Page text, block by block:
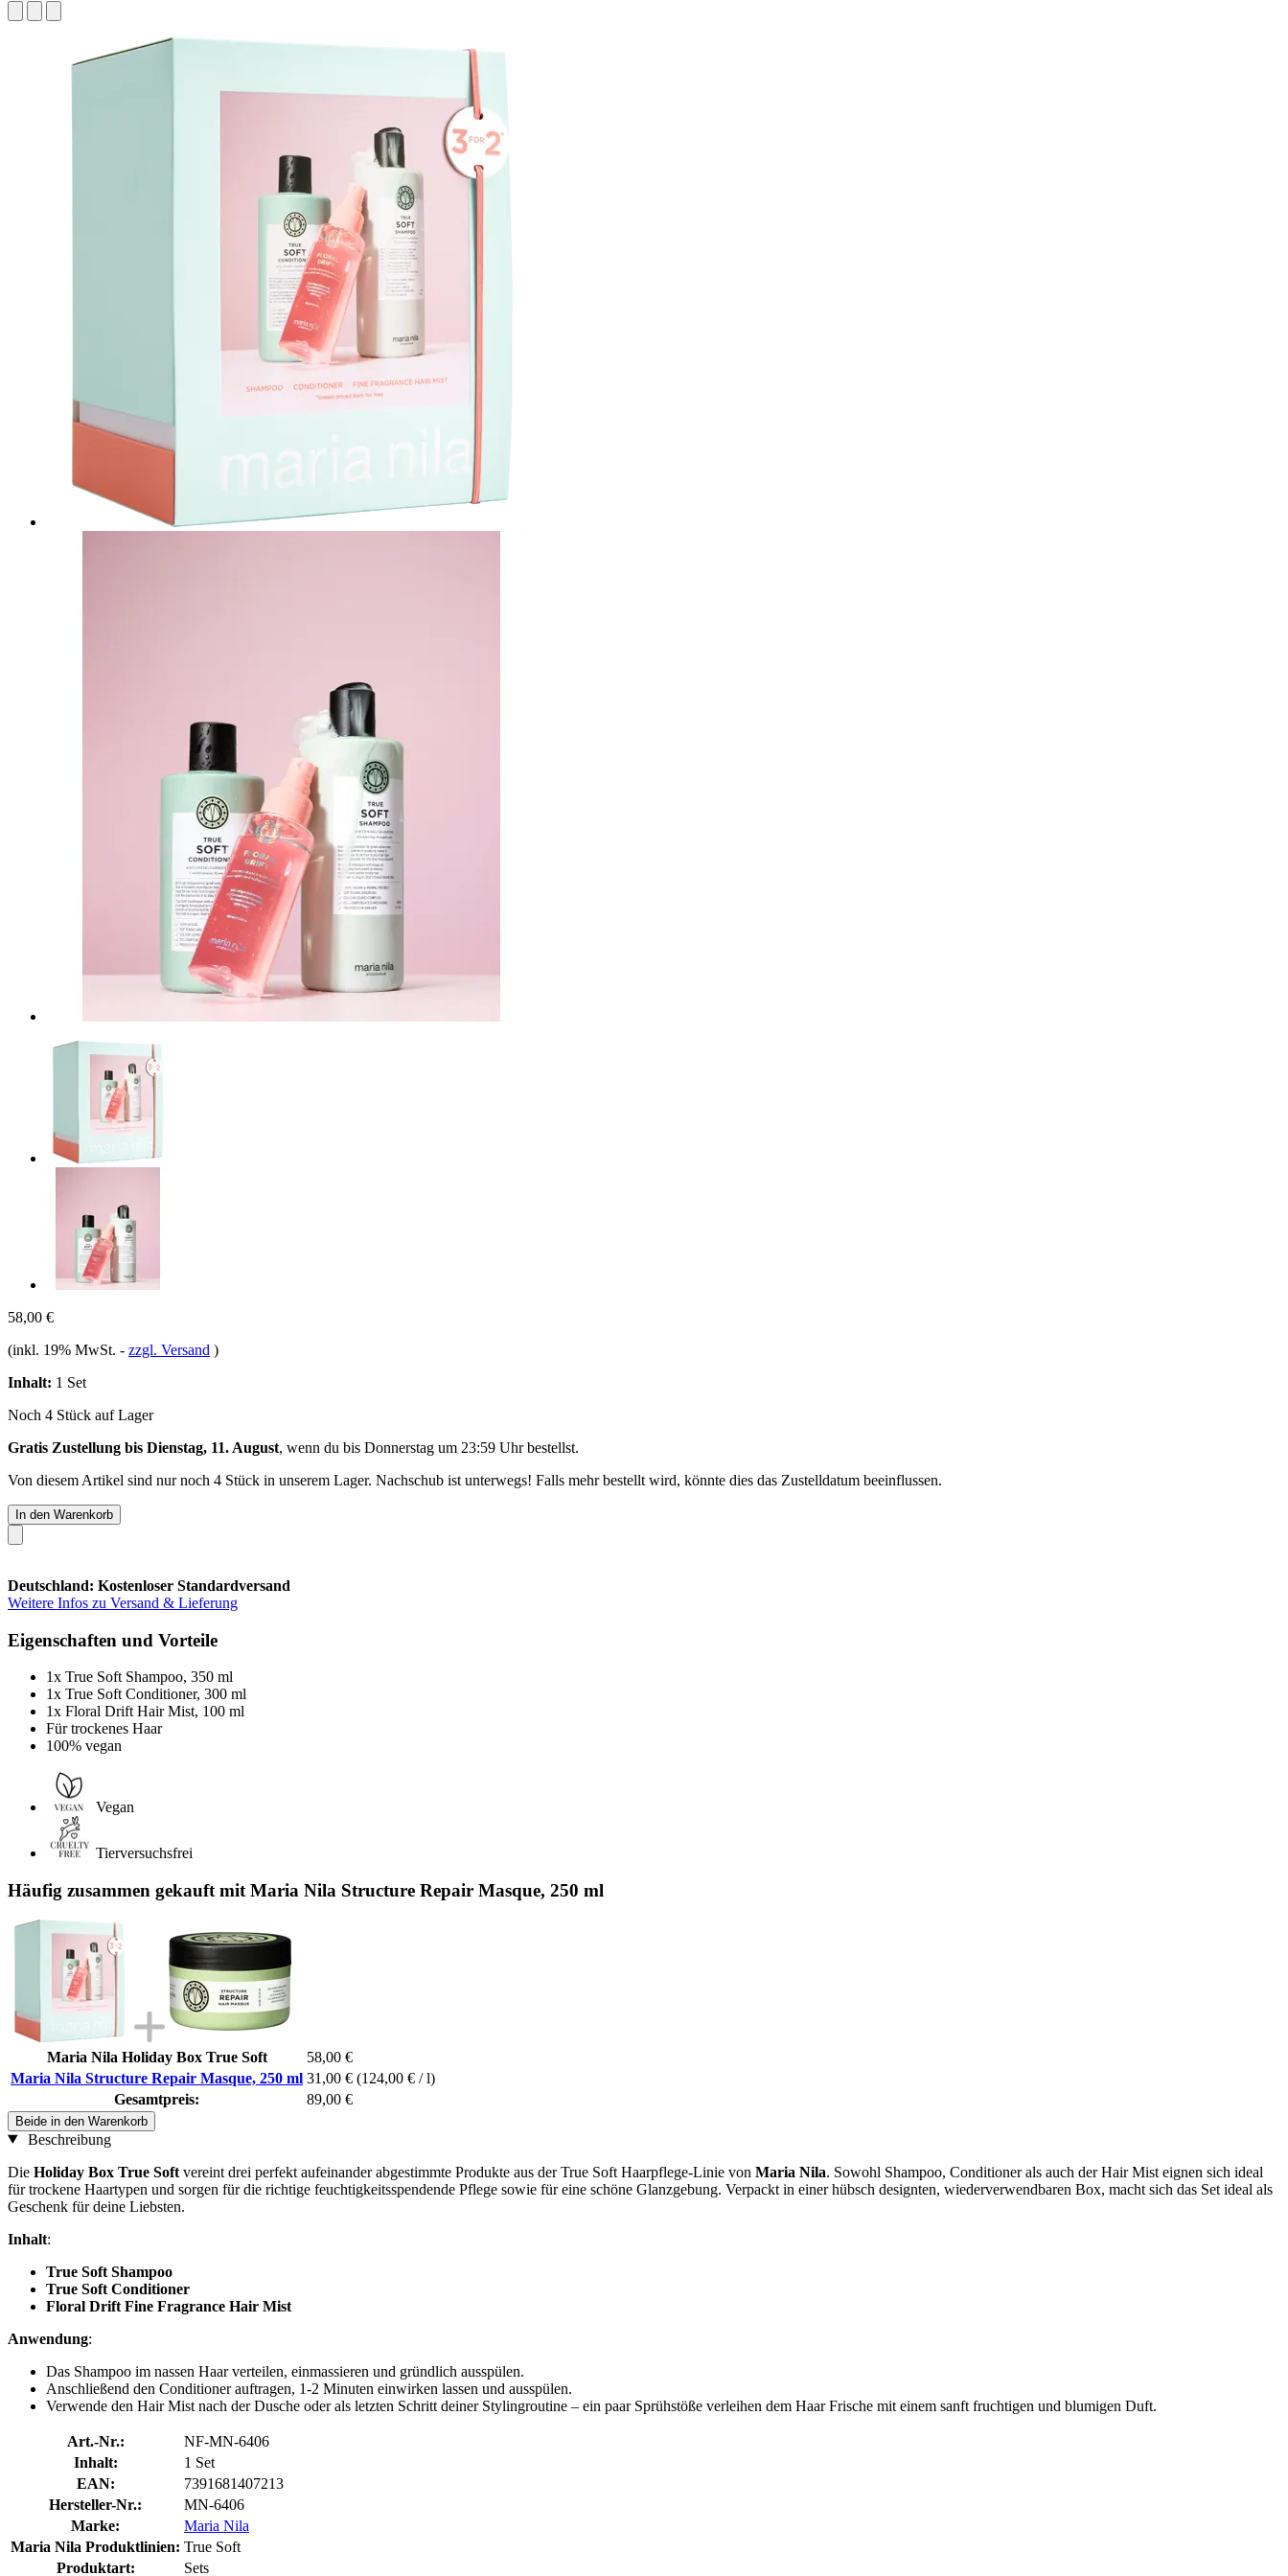
58,00 €
(inkl. 19% MwSt. - zzgl. Versand )
Inhalt: 1 Set
Noch 4 Stück auf Lager
Gratis Zustellung bis Dienstag, 11. August, wenn du bis Donnerstag um 23:59 Uhrbestellst.
Von diesem Artikel sind nur noch 4 Stück in unserem Lager. Nachschub ist unterwegs! Falls mehr bestellt wird, könnte dies das Zustelldatum beeinflussen.
In den Warenkorb
Deutschland: Kostenloser Standardversand
Weitere Infos zu Versand & Lieferung
Eigenschaften und Vorteile
1x True Soft Shampoo, 350 ml
1x True Soft Conditioner, 300 ml
1x Floral Drift Hair Mist, 100 ml
Für trockenes Haar
100% vegan
Vegan
Tierversuchsfrei
Häufig zusammen gekauft mit Maria Nila Structure Repair Masque, 250 ml
Maria Nila Holiday Box True Soft
58,00 €
Maria Nila Structure Repair Masque, 250 ml 31,00 € (124,00 € / l)
Gesamtpreis:
89,00 €
Beide in den Warenkorb
Beschreibung
Die Holiday Box True Soft vereint drei perfekt aufeinander abgestimmte Produkte aus der True Soft Haarpflege-Linie von Maria Nila. Sowohl Shampoo, Conditioner als auch der Hair Mist eignen sich ideal
für trockene Haartypen und sorgen für die richtige feuchtigkeitsspendende Pflege sowie für eine schöne Glanzgebung. Verpackt in einer hübsch designten, wiederverwendbaren Box, macht sich das Set ideal als
Geschenk für deine Liebsten.
Inhalt:
True Soft Shampoo
True Soft Conditioner
Floral Drift Fine Fragrance Hair Mist
Anwendung:
Das Shampoo im nassen Haar verteilen, einmassieren und gründlich ausspülen.
Anschließend den Conditioner auftragen, 1-2 Minuten einwirken lassen und ausspülen.
Verwende den Hair Mist nach der Dusche oder als letzten Schritt deiner Stylingroutine – ein paar Sprühstöße verleihen dem Haar Frische mit einem sanft fruchtigen und blumigen Duft.
Art.-Nr.:
NF-MN-6406
Inhalt:
1 Set
EAN:
7391681407213
Hersteller-Nr.:
MN-6406
Marke:
Maria Nila
Maria Nila Produktlinien: True Soft
Produktart:
Sets